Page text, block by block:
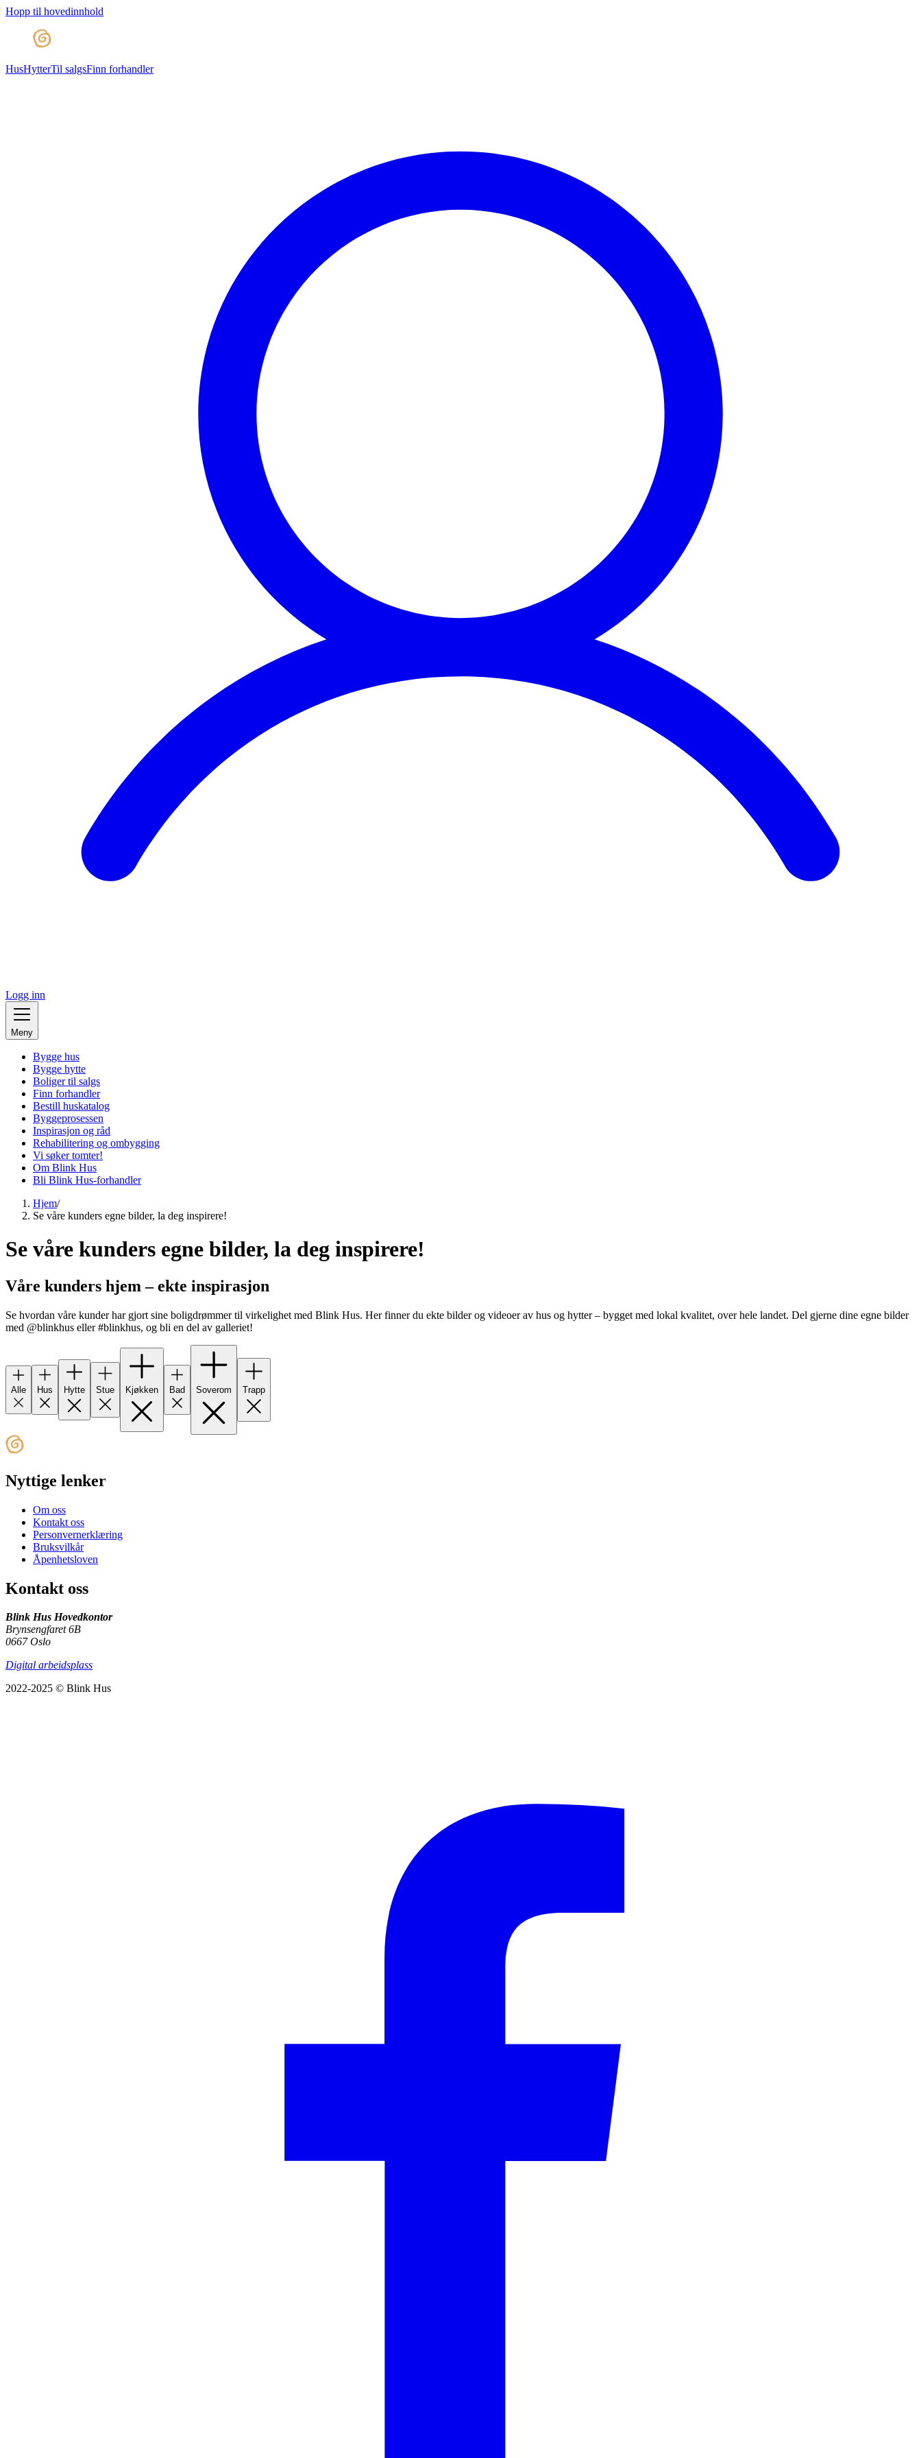
Hopp til hovedinnhold
HusHytterTil salgsFinn forhandler
Logg inn
Meny
Bygge hus
Bygge hytte
Boliger til salgs
Finn forhandler
Bestill huskatalog
Byggeprosessen
Inspirasjon og råd
Rehabilitering og ombygging
Vi søker tomter!
Om Blink Hus
Bli Blink Hus-forhandler
Hjem/
Se våre kunders egne bilder, la deg inspirere!
Se våre kunders egne bilder, la deg inspirere!
Våre kunders hjem – ekte inspirasjon
Se hvordan våre kunder har gjort sine boligdrømmer til virkelighet med Blink Hus. Her finner du ekte bilder og videoer av hus og hytter – bygget med lokal kvalitet, over hele landet. Del gjerne dine egne bilder
med @blinkhus eller #blinkhus, og bli en del av galleriet!
Alle Hus Hytte Stue Kjøkken Bad Soverom Trapp
Nyttige lenker
Om oss
Kontakt oss
Personvernerklæring
Bruksvilkår
Åpenhetsloven
Kontakt oss
Blink Hus Hovedkontor
Brynsengfaret 6B
0667 Oslo
Digital arbeidsplass
2022-2025 © Blink Hus